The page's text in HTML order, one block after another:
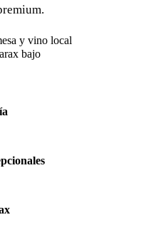
y vino local
bajo